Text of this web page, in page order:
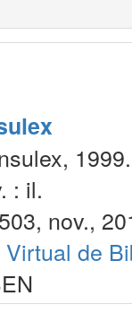
1999.
: il.
nov.,
Virtual de